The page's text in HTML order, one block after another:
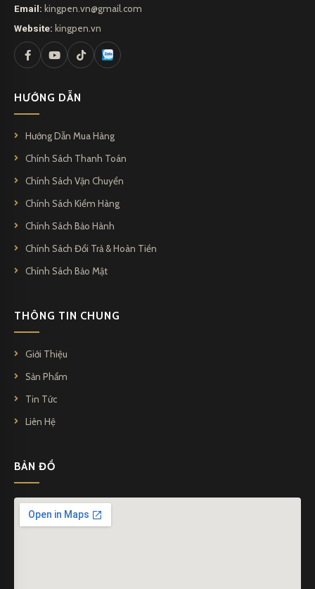
Email: kingpen.vn@gmail.com
Website: kingpen.vn
HƯỚNG DẪN
Hướng Dẫn Mua Hàng
Chính Sách Thanh Toán
Chính Sách Vận Chuyển
Chính Sách Kiểm Hàng
Chính Sách Bảo Hành
Chính Sách Đổi Trả & Hoàn Tiền
Chính Sách Bảo Mật
THÔNG TIN CHUNG
Giới Thiệu
Sản Phẩm
Tin Tức
Liên Hệ
BẢN ĐỒ